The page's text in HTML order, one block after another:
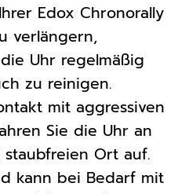
Edox Chronorally
verlängern,
Uhr regelmäßig
zu reinigen.
mit aggressiven
Sie die Uhr an
Ort auf.
kann bei Bedarf mit